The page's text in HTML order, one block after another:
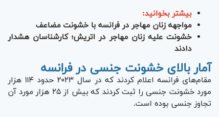
بیشتر بخوانید:
مواجهه زنان مهاجر در فرانسه با خشونت مضاعف
خشونت علیه زنان مهاجر در اتریش؛ کارشناسان هشدار
دادند
آمار بالای خشونت جنسی در فرانسه
مقام‌های فرانسه اعلام کردند که در سال ۲۰۲۳ حدود ۱۱۴ هزار
مورد خشونت جنسی را ثبت کردند که بیش از ۲۵ هزار مورد آن
تجاوز جنسی بوده است.